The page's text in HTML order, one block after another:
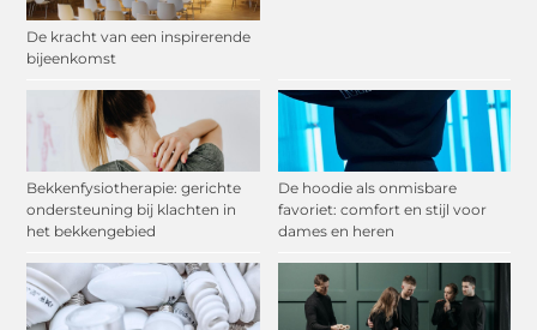
De kracht van een inspirerende
bijeenkomst
Bekkenfysiotherapie: gerichte
ondersteuning bij klachten in
het bekkengebied
De hoodie als onmisbare
favoriet: comfort en stijl voor
dames en heren